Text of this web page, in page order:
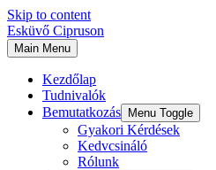
Skip to content
Esküvő Cipruson
Main Menu
Kezdőlap
Tudnivalók
Bemutatkozás
Menu Toggle
Gyakori Kérdések
Kedvcsináló
Rólunk